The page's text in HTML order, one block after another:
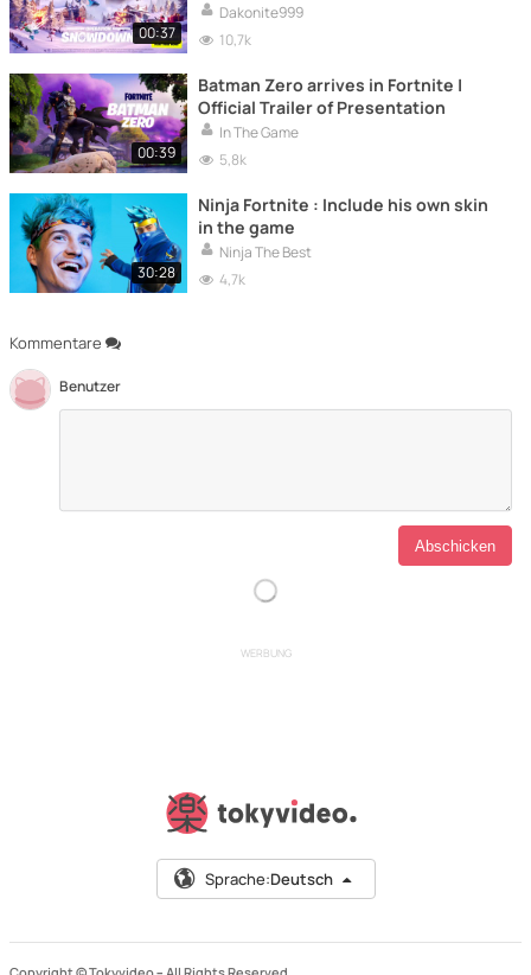
Kommentare
Benutzer
00:37
Dakonite999
10,7k
00:39
Batman Zero arrives in Fortnite |
Official Trailer of Presentation
In The Game
5,8k
30:28
Ninja Fortnite : Include his own skin
in the game
Ninja The Best
4,7k
WERBUNG
Sprache:Deutsch